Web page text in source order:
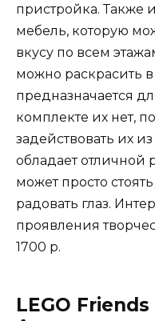
пристройка. Также
мебель, которую
вкусу по всем
можно раскрасить
предназначается
комплекте их нет,
задействовать их
обладает отличной
может просто
радовать глаз.
проявления
1700 р.
LEGO